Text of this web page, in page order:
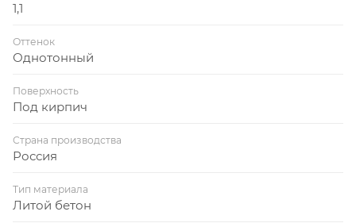
1,1
Оттенок
Однотонный
Поверхность
Под кирпич
Страна производства
Россия
Тип материала
Литой бетон